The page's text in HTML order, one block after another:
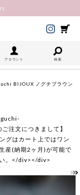
アカウント 検索
BIJOUX ノグチブラウン
注文につきまして】
はカート上ではワン
産(納期2ヶ月)が可能で
。</div></div>